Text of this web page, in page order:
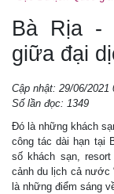
Bà Rịa -
giữa đại
Cập nhật: 29/06/2021
Số lần đọc: 1349
Đó là những khách
công tác dài hạn tại
số khách sạn,
cảnh du lịch cả nước
là những điểm sáng